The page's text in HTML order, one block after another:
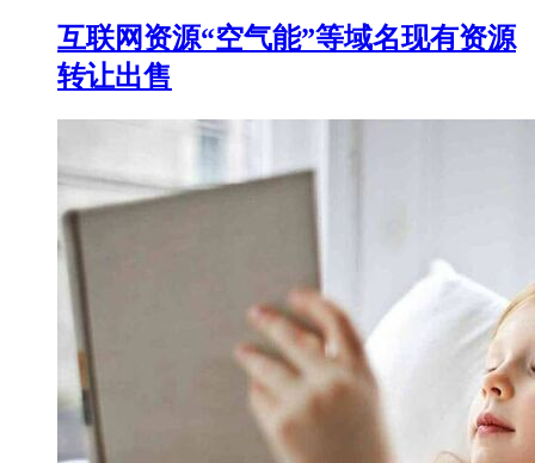
互联网资源“空气能”等域名现有资源
转让出售